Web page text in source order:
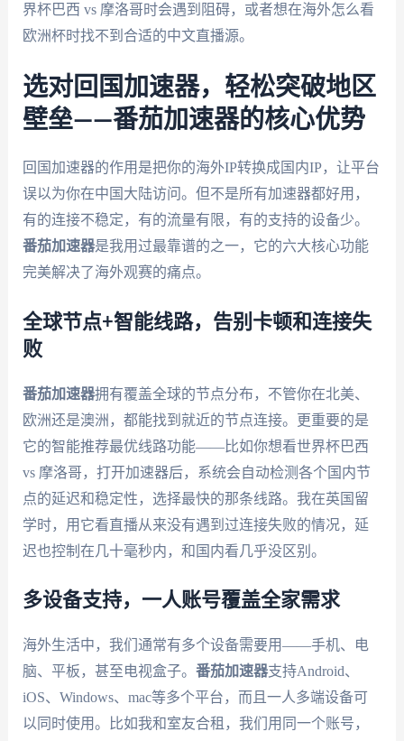
界杯巴西 vs 摩洛哥时会遇到阻碍，或者想在海外怎么看
欧洲杯时找不到合适的中文直播源。
选对回国加速器，轻松突破地区
壁垒——番茄加速器的核心优势
回国加速器的作用是把你的海外IP转换成国内IP，让平台
误以为你在中国大陆访问。但不是所有加速器都好用，
有的连接不稳定，有的流量有限，有的支持的设备少。
番茄加速器是我用过最靠谱的之一，它的六大核心功能
完美解决了海外观赛的痛点。
全球节点+智能线路，告别卡顿和连接失
败
番茄加速器拥有覆盖全球的节点分布，不管你在北美、
欧洲还是澳洲，都能找到就近的节点连接。更重要的是
它的智能推荐最优线路功能——比如你想看世界杯巴西
vs 摩洛哥，打开加速器后，系统会自动检测各个国内节
点的延迟和稳定性，选择最快的那条线路。我在英国留
学时，用它看直播从来没有遇到过连接失败的情况，延
迟也控制在几十毫秒内，和国内看几乎没区别。
多设备支持，一人账号覆盖全家需求
海外生活中，我们通常有多个设备需要用——手机、电
脑、平板，甚至电视盒子。 番茄加速器支持Android、
iOS、Windows、mac等多个平台，而且一人多端设备可
以同时使用。比如我和室友合租，我们用同一个账号，